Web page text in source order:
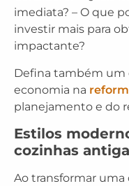
imediata? – O que
investir mais para
impactante?
Defina também um
economia na
planejamento e do
Estilos
cozinhas
Ao transformar